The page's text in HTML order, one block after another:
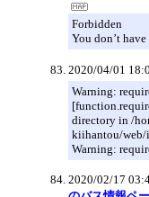
Forbidden
You don’t
2020/04/01
Warning:
directory in /
kiihantou/web/
Warning:
2020/02/17